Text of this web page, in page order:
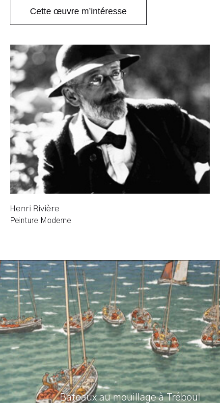
Cette œuvre m’intéresse
Henri Rivière
Peinture Moderne
Bateaux au mouillage à Tréboul